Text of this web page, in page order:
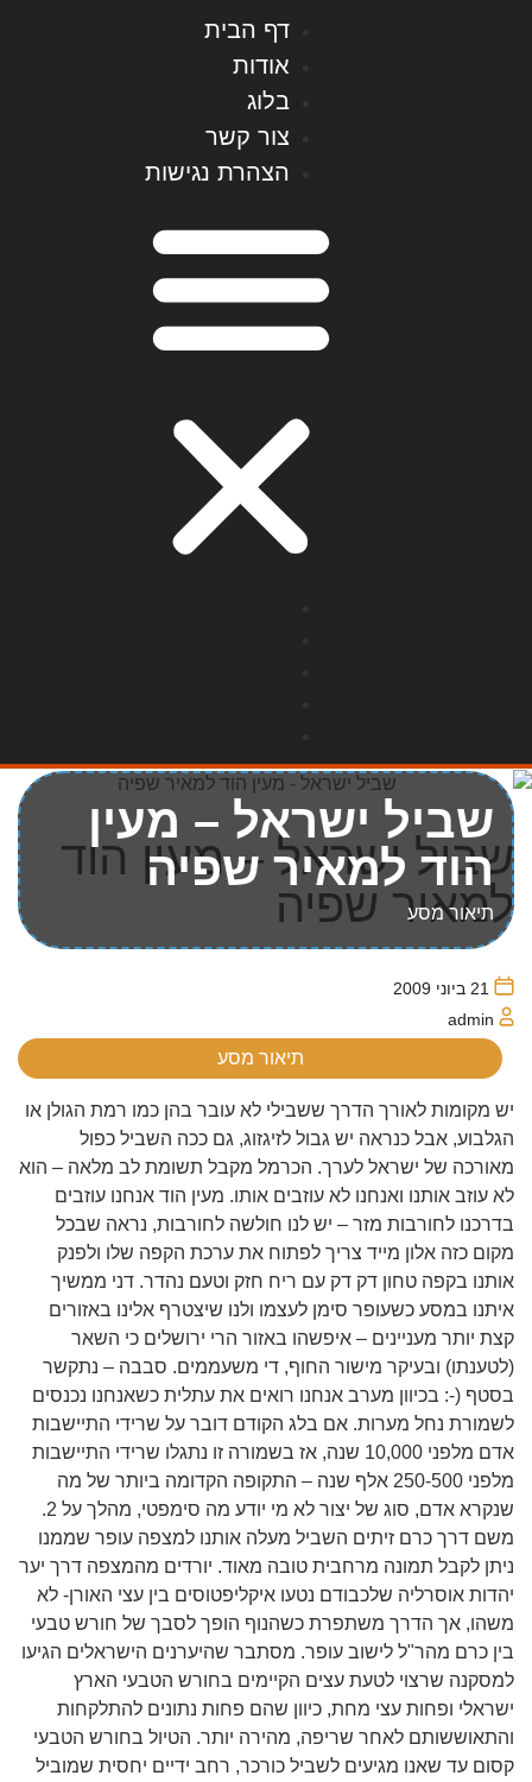
דף הבית
אודות
בלוג
צור קשר
הצהרת נגישות
שביל ישראל – מעין
הוד למאיר שפיה
תיאור מסע
שביל ישראל – מעין הוד
למאיר שפיה
21 ביוני 2009
admin
תיאור מסע
יש מקומות לאורך הדרך ששבילי לא עובר בהן כמו רמת הגולן או
הגלבוע, אבל כנראה יש גבול לזיגזוג, גם ככה השביל כפול
מאורכה של ישראל לערך. הכרמל מקבל תשומת לב מלאה – הוא
לא עוזב אותנו ואנחנו לא עוזבים אותו. מעין הוד אנחנו עוזבים
בדרכנו לחורבות מזר – יש לנו חולשה לחורבות, נראה שבכל
מקום כזה אלון מייד צריך לפתוח את ערכת הקפה שלו ולפנק
אותנו בקפה טחון דק דק עם ריח חזק וטעם נהדר. דני ממשיך
איתנו במסע כשעופר סימן לעצמו ולנו שיצטרף אלינו באזורים
קצת יותר מעניינים – איפשהו באזור הרי ירושלים כי השאר
(לטענתו) ובעיקר מישור החוף, די משעממים. סבבה – נתקשר
בסטף (-: בכיוון מערב אנחנו רואים את עתלית כשאנחנו נכנסים
לשמורת נחל מערות. אם בלג הקודם דובר על שרידי התיישבות
אדם מלפני 10,000 שנה, אז בשמורה זו נתגלו שרידי התיישבות
מלפני 250-500 אלף שנה – התקופה הקדומה ביותר של מה
שנקרא אדם, סוג של יצור לא מי יודע מה סימפטי, מהלך על 2.
משם דרך כרם זיתים השביל מעלה אותנו למצפה עופר שממנו
ניתן לקבל תמונה מרחבית טובה מאוד. יורדים מהמצפה דרך יער
יהדות אוסרליה שלכבודם נטעו איקליפטוסים בין עצי האורן- לא
משהו, אך הדרך משתפרת כשהנוף הופך לסבך של חורש טבעי
בין כרם מהר"ל לישוב עופר. מסתבר שהיערנים הישראלים הגיעו
למסקנה שרצוי לטעת עצים הקיימים בחורש הטבעי הארץ
ישראלי ופחות עצי מחת, כיוון שהם פחות נתונים להתלקחות
והתאוששותם לאחר שריפה, מהירה יותר. הטיול בחורש הטבעי
קסום עד שאנו מגיעים לשביל כורכר, רחב ידיים יחסית שמוביל